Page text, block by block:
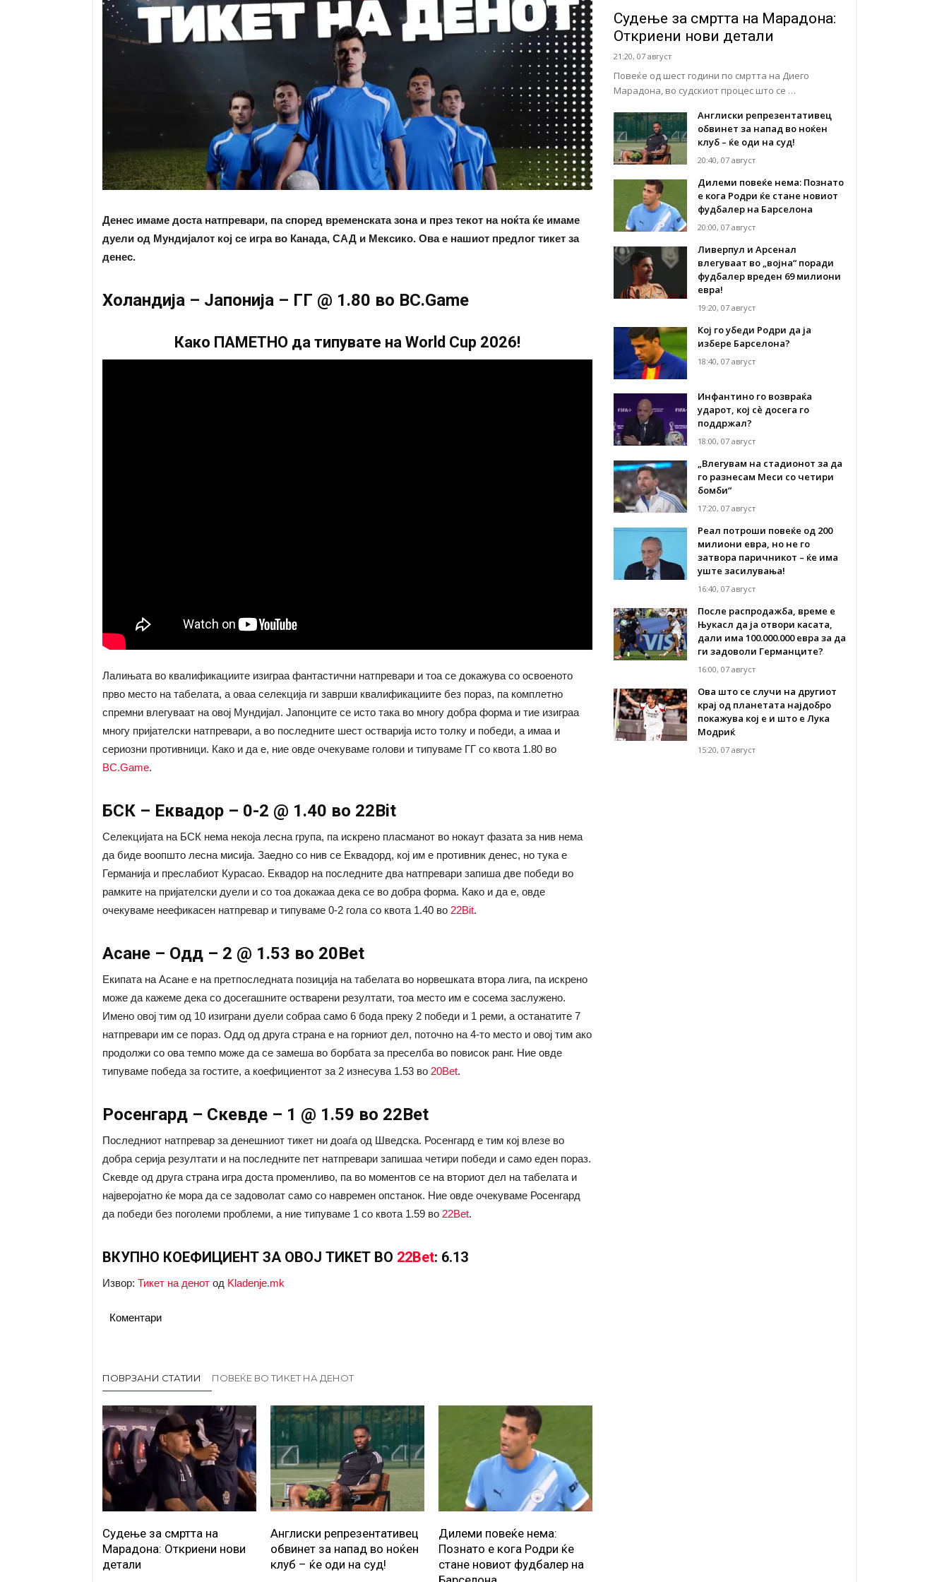
Денес имаме доста натпревари, па според временската зона и през текот на ноќта ќе имаме
дуели од Мундијалот кој се игра во Канада, САД и Мексико. Ова е нашиот предлог тикет за
денес.
Холандија – Јапонија – ГГ @ 1.80 во BC.Game
Како ПАМЕТНО да типувате на World Cup 2026!
Лалињата во квалификациите изиграа фантастични натпревари и тоа се докажува со освоеното
прво место на табелата, а оваа селекција ги заврши квалификациите без пораз, па комплетно
спремни влегуваат на овој Мундијал. Јапонците се исто така во многу добра форма и тие изиграа
многу пријателски натпревари, а во последните шест остварија исто толку и победи, а имаа и
сериозни противници. Како и да е, ние овде очекуваме голови и типуваме ГГ со квота 1.80 во
BC.Game.
БСК – Еквадор – 0-2 @ 1.40 во 22Bit
Селекцијата на БСК нема некоја лесна група, па искрено пласманот во нокаут фазата за нив нема
да биде воопшто лесна мисија. Заедно со нив се Еквадорд, кој им е противник денес, но тука е
Германија и преслабиот Курасао. Еквадор на последните два натпревари запиша две победи во
рамките на пријателски дуели и со тоа докажаа дека се во добра форма. Како и да е, овде
очекуваме неефикасен натпревар и типуваме 0-2 гола со квота 1.40 во 22Bit.
Асане – Одд – 2 @ 1.53 во 20Bet
Екипата на Асане е на претпоследната позиција на табелата во норвешката втора лига, па искрено
може да кажеме дека со досегашните остварени резултати, тоа место им е сосема заслужено.
Имено овој тим од 10 изиграни дуели собраа само 6 бода преку 2 победи и 1 реми, а останатите 7
натпревари им се пораз. Одд од друга страна е на горниот дел, поточно на 4-то место и овој тим ако
продолжи со ова темпо може да се замеша во борбата за преселба во повисок ранг. Ние овде
типуваме победа за гостите, а коефициентот за 2 изнесува 1.53 во 20Bet.
Росенгард – Скевде – 1 @ 1.59 во 22Bet
Последниот натпревар за денешниот тикет ни доаѓа од Шведска. Росенгард е тим кој влезе во
добра серија резултати и на последните пет натпревари запишаа четири победи и само еден пораз.
Скевде од друга страна игра доста променливо, па во моментов се на вториот дел на табелата и
најверојатно ќе мора да се задоволат само со навремен опстанок. Ние овде очекуваме Росенгард
да победи без поголеми проблеми, а ние типуваме 1 со квота 1.59 во 22Bet.
ВКУПНО КОЕФИЦИЕНТ ЗА ОВОЈ ТИКЕТ ВО 22Bet: 6.13
Извор: Тикет на денотод Kladenje.mk
Коментари
ПОВРЗАНИ СТАТИИ ПОВЕЌЕ ВО ТИКЕТ НА ДЕНОТ
Судење за смртта на
Марадона: Откриени нови
детали
Англиски репрезентативец
обвинет за напад во ноќен
клуб – ќе оди на суд!
Дилеми повеќе нема:
Познато е кога Родри ќе
стане новиот фудбалер на
Судење за смртта на Марадона:
Откриени нови детали
21:20, 07 август
Повеќе од шест години по смртта на Диего
Марадона, во судскиот процес што се …
Англиски репрезентативец
обвинет за напад во ноќен
клуб – ќе оди на суд!
20:40, 07 август
Дилеми повеќе нема: Познато
е кога Родри ќе стане новиот
фудбалер на Барселона
20:00, 07 август
Ливерпул и Арсенал
влегуваат во „војна“ поради
фудбалер вреден 69 милиони
евра!
19:20, 07 август
Кој го убеди Родри да ја
избере Барселона?
18:40, 07 август
Инфантино го возвраќа
ударот, кој сè досега го
поддржал?
18:00, 07 август
„Влегувам на стадионот за да
го разнесам Меси со четири
бомби“
17:20, 07 август
Реал потроши повеќе од 200
милиони евра, но не го
затвора паричникот – ќе има
уште засилувања!
16:40, 07 август
После распродажба, време е
Њукасл да ја отвори касата,
дали има 100.000.000 евра за да
ги задоволи Германците?
16:00, 07 август
Ова што се случи на другиот
крај од планетата најдобро
покажува кој е и што е Лука
Модриќ
15:20, 07 август